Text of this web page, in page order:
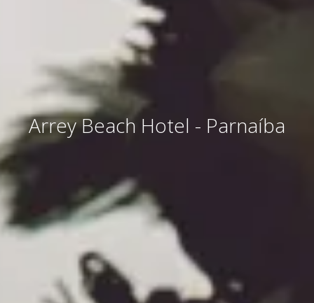
Arrey Beach Hotel - Parnaíba